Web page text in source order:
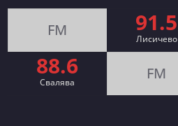
FM 91.5
Лисичево
88.6
Свалява FM